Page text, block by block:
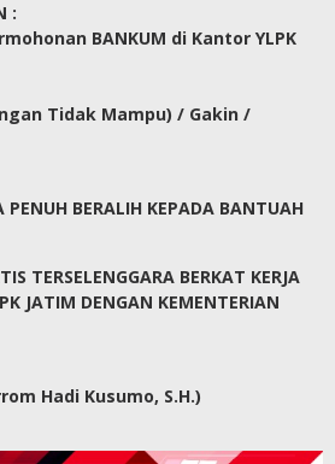
:
BANKUM di Kantor YLPK
Tidak Mampu) / Gakin /
PENUH BERALIH KEPADA BANTUAH
TERSELENGGARA BERKAT KERJA
JATIM DENGAN KEMENTERIAN
Hadi Kusumo, S.H.)